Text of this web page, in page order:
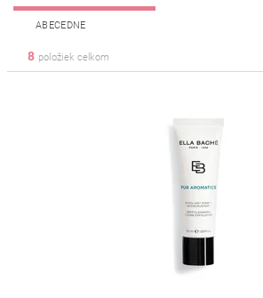
ABECEDNE
8 položiek celkom